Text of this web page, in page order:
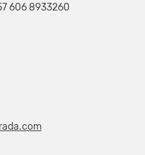
606 8933260